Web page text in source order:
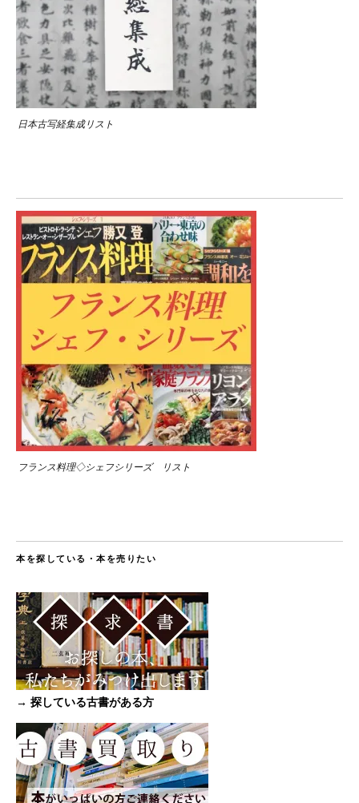
日本古写経集成リスト
フランス料理◇シェフシリーズ リスト
本を探している・本を売りたい
→ 探している古書がある方